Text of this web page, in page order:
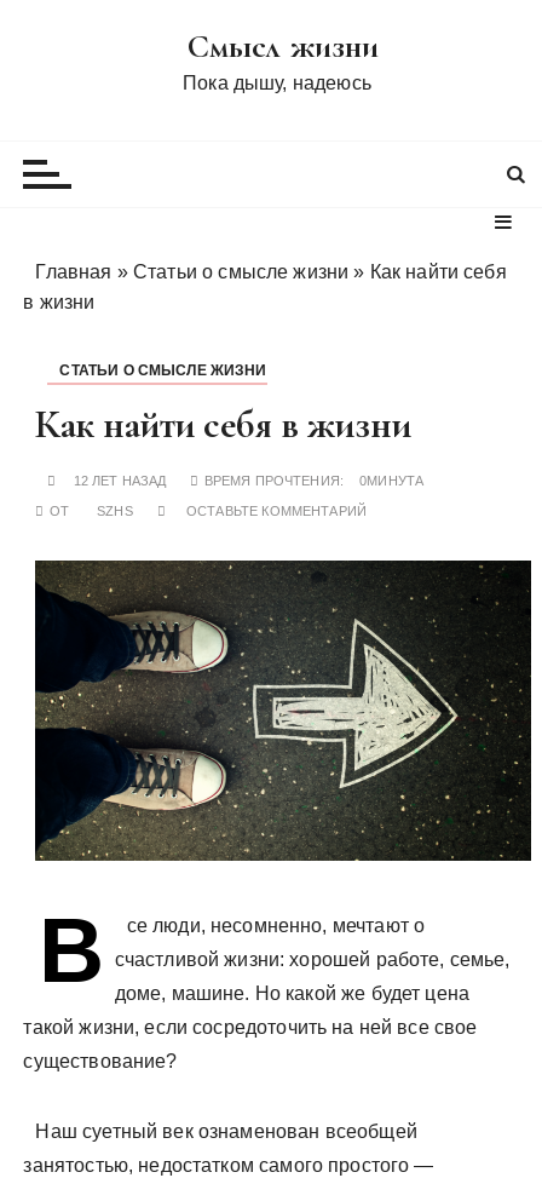
Смысл жизни
Пока дышу, надеюсь
Главная » Статьи о смысле жизни » Как найти себя
в жизни
СТАТЬИ О СМЫСЛЕ ЖИЗНИ
Как найти себя в жизни
12 ЛЕТ НАЗАД ВРЕМЯ ПРОЧТЕНИЯ: 0МИНУТА
ОТ SZHS ОСТАВЬТЕ КОММЕНТАРИЙ
В
се люди, несомненно, мечтают о
счастливой жизни: хорошей работе, семье,
доме, машине. Но какой же будет цена
такой жизни, если сосредоточить на ней все свое
существование?
Наш суетный век ознаменован всеобщей
занятостью, недостатком самого простого —